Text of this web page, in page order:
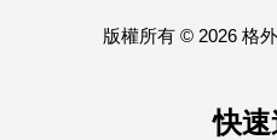
版權所有 © 2026 格
快